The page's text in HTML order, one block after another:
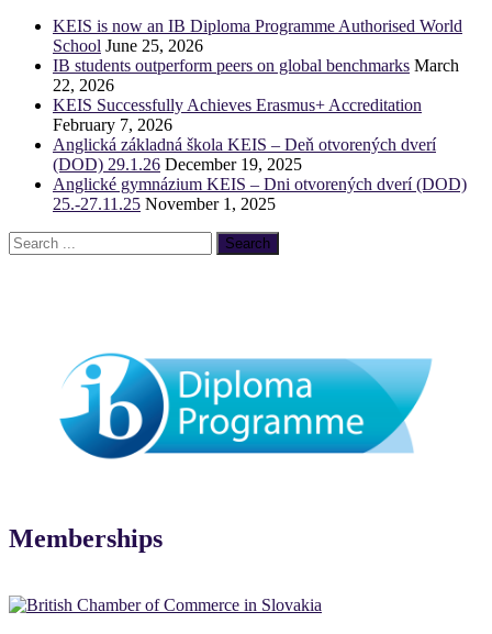
KEIS is now an IB Diploma Programme Authorised World
School June 25, 2026
IB students outperform peers on global benchmarks March
22, 2026
KEIS Successfully Achieves Erasmus+ Accreditation
February 7, 2026
Anglická základná škola KEIS – Deň otvorených dverí
(DOD) 29.1.26 December 19, 2025
Anglické gymnázium KEIS – Dni otvorených dverí (DOD)
25.-27.11.25 November 1, 2025
Memberships